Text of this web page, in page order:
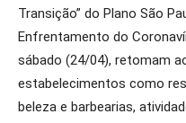
Transição” do Plano São
Enfrentamento do
sábado (24/04), retomam
estabelecimentos como
beleza e barbearias,